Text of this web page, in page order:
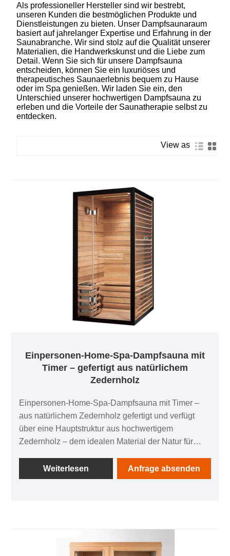
Als professioneller Hersteller sind wir bestrebt,
unseren Kunden die bestmöglichen Produkte und
Dienstleistungen zu bieten. Unser Dampfsaunaraum
basiert auf jahrelanger Expertise und Erfahrung in der
Saunabranche. Wir sind stolz auf die Qualität unserer
Materialien, die Handwerkskunst und die Liebe zum
Detail. Wenn Sie sich für unsere Dampfsauna
entscheiden, können Sie ein luxuriöses und
therapeutisches Saunaerlebnis bequem zu Hause
oder im Spa genießen. Wir laden Sie ein, den
Unterschied unserer hochwertigen Dampfsauna zu
erleben und die Vorteile der Saunatherapie selbst zu
entdecken.
View as
Einpersonen-Home-Spa-Dampfsauna mit
Timer – gefertigt aus natürlichem
Zedernholz
Einpersonen-Home-Spa-Dampfsauna mit Timer –
aus natürlichem Zedernholz gefertigt und verfügt
über eine Hauptstruktur aus hochwertigem
Zedernholz – dem idealen Material der Natur für
Feuchtigkeitsbeständigkeit, die selbst in feuchten
Dampfumgebungen ein Verziehen oder Fäulnis
das Ihre Entspannung steigert, indem es Ihre Sinne
anspricht. Im Gegensatz zu synthetischen
Weiterlesen Anfrage absenden